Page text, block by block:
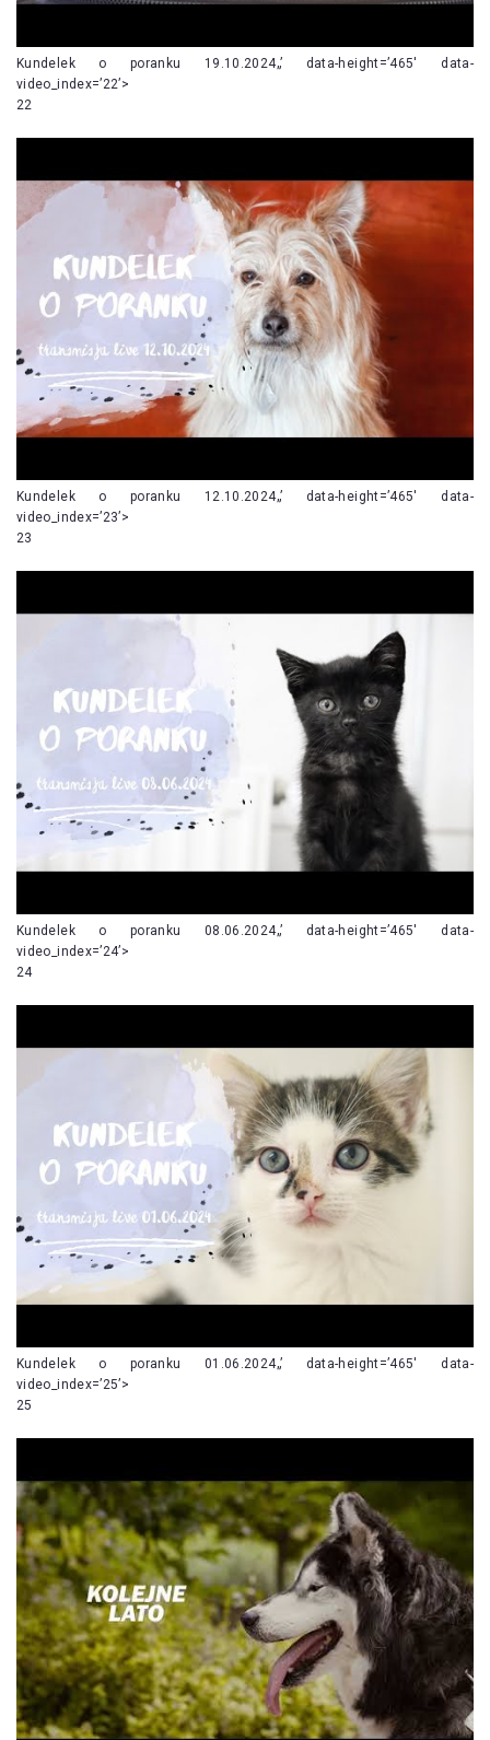
Kundelek o poranku 19.10.2024„’ data-height=’465′ data-
video_index=’22’>
22
Kundelek o poranku 12.10.2024„’ data-height=’465′ data-
video_index=’23’>
23
Kundelek o poranku 08.06.2024„’ data-height=’465′ data-
video_index=’24’>
24
Kundelek o poranku 01.06.2024„’ data-height=’465′ data-
video_index=’25’>
25